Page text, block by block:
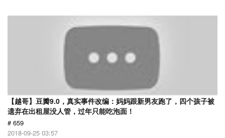
【越哥】豆瓣9.0，真实事件改编：妈妈跟新男友跑了，四个孩子被
遗弃在出租屋没人管，过年只能吃泡面！
# 659
2018-09-25 03:57